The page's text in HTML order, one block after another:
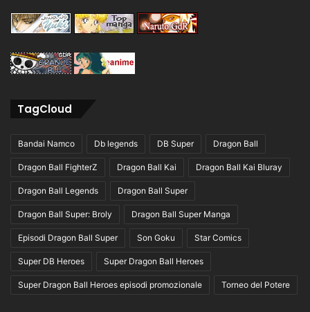
TagCloud
Bandai Namco Db legends DB Super Dragon Ball
Dragon Ball FighterZ Dragon Ball Kai Dragon Ball Kai Bluray
Dragon Ball Legends Dragon Ball Super
Dragon Ball Super: Broly Dragon Ball Super Manga
Episodi Dragon Ball Super Son Goku Star Comics
Super DB Heroes Super Dragon Ball Heroes
Super Dragon Ball Heroes episodi promozionale Torneo del Potere